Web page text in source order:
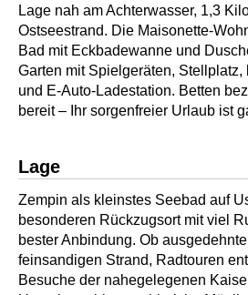
Lage nah am Achterwasser, 1,3
Ostseestrand. Die Maisonette-
Bad mit Eckbadewanne und
Garten mit Spielgeräten, Stellplatz,
und E-Auto-Ladestation. Betten
bereit – Ihr sorgenfreier Urlaub ist
Lage
Zempin als kleinstes Seebad auf
besonderen Rückzugsort mit viel
bester Anbindung. Ob
feinsandigen Strand, Radtouren
Besuche der nahegelegenen